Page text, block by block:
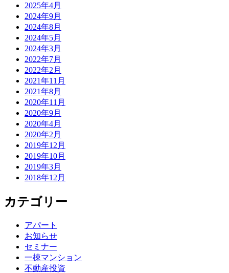
2025年4月
2024年9月
2024年8月
2024年5月
2024年3月
2022年7月
2022年2月
2021年11月
2021年8月
2020年11月
2020年9月
2020年4月
2020年2月
2019年12月
2019年10月
2019年3月
2018年12月
カテゴリー
アパート
お知らせ
セミナー
一棟マンション
不動産投資